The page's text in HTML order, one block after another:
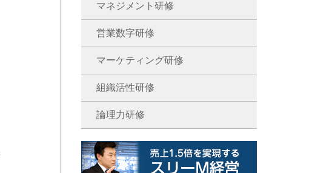
マネジメント研修
営業数字研修
マーケティング研修
組織活性研修
論理力研修